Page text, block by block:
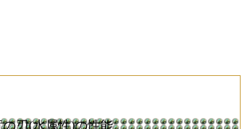
刃(水属性)の性能